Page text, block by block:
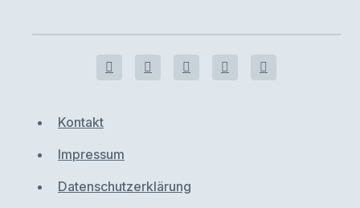
Kontakt
Impressum
Datenschutzerklärung